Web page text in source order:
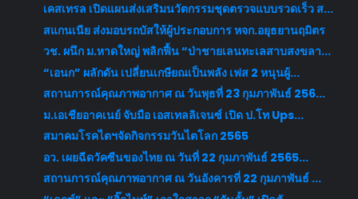
เคสเทรล เปิดแผนส่งเสริมนวัตกรรมชุดตรวจแบบรวดเร็ว ส...
สแกนเนีย ส่งมอบรถบัสให้ผู้ประกอบการ หจก.อยุธยานฤมิตร
วช. ผนึก ม.หาดใหญ่ พลิกฟื้น “ป่าชายเลนทะเลสาบสงขลา...
“เอนก” ผลักดัน เปลี่ยนเกษียณเป็นพลัง เฟส 2 หนุนผู้...
สถานการณ์คุณภาพอากาศ ณ วันพุธที่ 23 กุมภาพันธ์ 256...
ม.เอเชียอาคเนย์ จับมือ เอสเทลลิเจนซ์ เปิด ป.โท Ups...
สมาคมโรคไตฯจัดกิจกรรมวันไตโลก 2565
อว. เผยฉีดวัคซีนของไทย ณ วันที่ 22 กุมภาพันธ์ 2565...
สถานการณ์คุณภาพอากาศ ณ วันอังคารที่ 22 กุมภาพันธ์ ...